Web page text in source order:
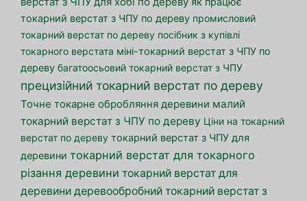
токарний верстат з ЧПУ по дереву промисловий
токарний верстат по дереву посібник з купівлі
токарного верстата міні-токарний верстат з ЧПУ по
дереву багатоосьовий токарний верстат з ЧПУ
прецизійний токарний верстат по дереву
Точне токарне обробляння деревини малий
токарний верстат з ЧПУ по дереву Ціни на токарний
верстат по дереву токарний верстат з ЧПУ для
деревини токарний верстат для токарного
різання деревини токарний верстат для
деревини деревообробний токарний верстат з